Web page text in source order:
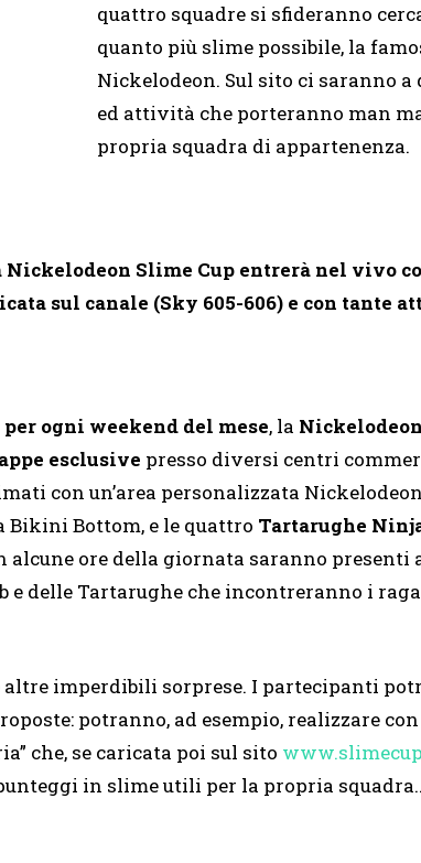
quattro squadre si sfideranno
quanto più slime possibile, la
Nickelodeon. Sul sito ci saranno
ed attività che porteranno man
propria squadra di appartenenza.
Slime Cup entrerà nel vivo
sul canale (Sky 605-606) e con tante
ogni weekend del mese, la
esclusive presso diversi centri
con un’area personalizzata
Bikini Bottom, e le quattro Tartarughe
ore della giornata saranno presenti
e delle Tartarughe che incontreranno i
imperdibili sorprese. I partecipanti
potranno, ad esempio, realizzare
che, se caricata poi sul sito
in slime utili per la propria squadra..